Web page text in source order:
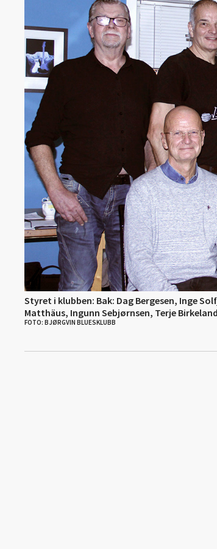
Styret i klubben: Bak: Dag Bergesen, Inge
Matthäus, Ingunn Sebjørnsen, Terje
FOTO: BJØRGVIN BLUESKLUBB